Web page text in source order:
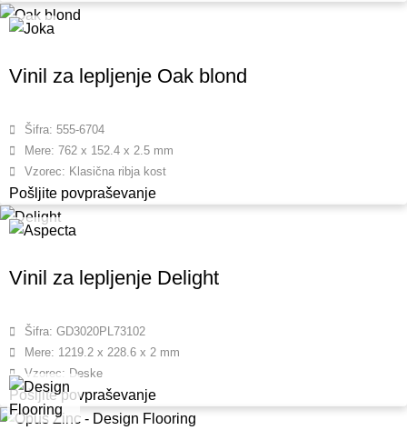
Vinil za lepljenje Oak blond
Šifra: 555-6704
Mere: 762 x 152.4 x 2.5 mm
Vzorec: Klasična ribja kost
Pošljite povpraševanje
Vinil za lepljenje Delight
Šifra: GD3020PL73102
Mere: 1219.2 x 228.6 x 2 mm
Vzorec: Deske
Pošljite povpraševanje